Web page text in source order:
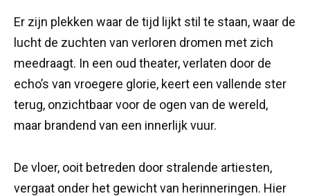
Er zijn plekken waar de tijd lijkt stil te staan, waar de
lucht de zuchten van verloren dromen met zich
meedraagt. In een oud theater, verlaten door de
echo’s van vroegere glorie, keert een vallende ster
terug, onzichtbaar voor de ogen van de wereld,
maar brandend van een innerlijk vuur.
De vloer, ooit betreden door stralende artiesten,
vergaat onder het gewicht van herinneringen. Hier